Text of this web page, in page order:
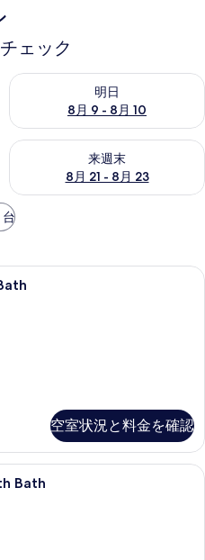
ェック
ェック
明日
8月 9 - 8月 10
明日 8月 9 - 8月 10 の空室状
をチェック
来週末
8月 21 - 8月 23
来週末 8月 21 - 8月 23 の空室
台
低刺激性寝具、羽毛の掛け布団、セ
空室状況と料金を確認
Bath